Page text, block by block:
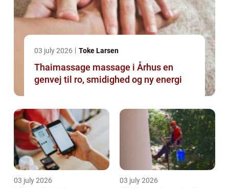
03 july 2026 Toke Larsen
Thaimassage massage i Århus en
genvej til ro, smidighed og ny energi
03 july 2026 03 july 2026